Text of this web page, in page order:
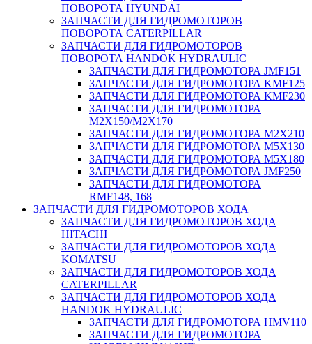
ПОВОРОТА HYUNDAI
ЗАПЧАСТИ ДЛЯ ГИДРОМОТОРОВ
ПОВОРОТА CATERPILLAR
ЗАПЧАСТИ ДЛЯ ГИДРОМОТОРОВ
ПОВОРОТА HANDOK HYDRAULIC
ЗАПЧАСТИ ДЛЯ ГИДРОМОТОРА JMF151
ЗАПЧАСТИ ДЛЯ ГИДРОМОТОРА KMF125
ЗАПЧАСТИ ДЛЯ ГИДРОМОТОРА KMF230
ЗАПЧАСТИ ДЛЯ ГИДРОМОТОРА
M2X150/M2X170
ЗАПЧАСТИ ДЛЯ ГИДРОМОТОРА M2X210
ЗАПЧАСТИ ДЛЯ ГИДРОМОТОРА M5X130
ЗАПЧАСТИ ДЛЯ ГИДРОМОТОРА M5X180
ЗАПЧАСТИ ДЛЯ ГИДРОМОТОРА JMF250
ЗАПЧАСТИ ДЛЯ ГИДРОМОТОРА
RMF148, 168
ЗАПЧАСТИ ДЛЯ ГИДРОМОТОРОВ ХОДА
ЗАПЧАСТИ ДЛЯ ГИДРОМОТОРОВ ХОДА
HITACHI
ЗАПЧАСТИ ДЛЯ ГИДРОМОТОРОВ ХОДА
KOMATSU
ЗАПЧАСТИ ДЛЯ ГИДРОМОТОРОВ ХОДА
CATERPILLAR
ЗАПЧАСТИ ДЛЯ ГИДРОМОТОРОВ ХОДА
HANDOK HYDRAULIC
ЗАПЧАСТИ ДЛЯ ГИДРОМОТОРА HMV110
ЗАПЧАСТИ ДЛЯ ГИДРОМОТОРА